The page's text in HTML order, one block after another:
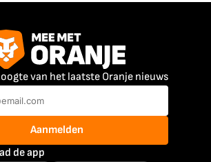
van het laatste Oranje nieuws
Aanmelden
de app